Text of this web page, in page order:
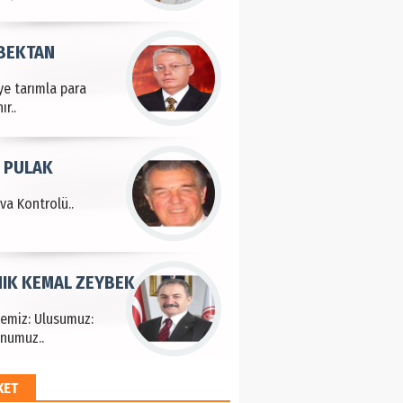
tarımla para
Kontrolü..
PULAK
Ulusumuz:
KEMAL ZEYBEK
HAYRİ PEKER